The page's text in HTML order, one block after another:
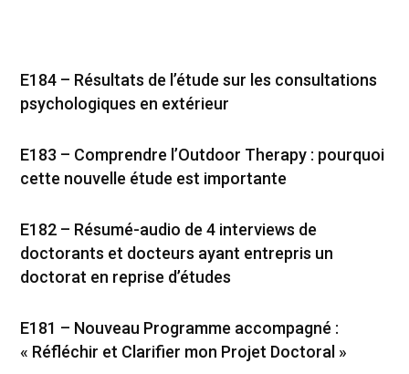
E184 – Résultats de l’étude sur les consultations
psychologiques en extérieur
E183 – Comprendre l’Outdoor Therapy : pourquoi
cette nouvelle étude est importante
E182 – Résumé-audio de 4 interviews de
doctorants et docteurs ayant entrepris un
doctorat en reprise d’études
E181 – Nouveau Programme accompagné :
« Réfléchir et Clarifier mon Projet Doctoral »